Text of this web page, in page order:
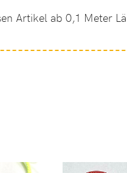
Artikel ab 0,1 Meter